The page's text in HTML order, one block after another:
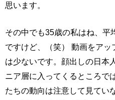
思います。
その中でも35歳の私はね、平
ですけど、（笑） 動画をアッ
は少ないです。顔出しの日本
ニア層に入ってくるところで
たちの動向は注意して見てい